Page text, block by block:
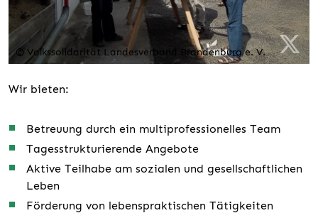
© Volkssolidarität Landesverband Brandenburg e. V.
Wir bieten:
Betreuung durch ein multiprofessionelles Team
Tagesstrukturierende Angebote
Aktive Teilhabe am sozialen und gesellschaftlichen
Leben
Förderung von lebenspraktischen Tätigkeiten